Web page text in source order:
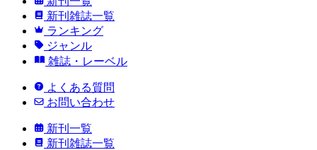
新刊雑誌一覧
ランキング
ジャンル
雑誌・レーベル
よくある質問
お問い合わせ
新刊一覧
新刊雑誌一覧